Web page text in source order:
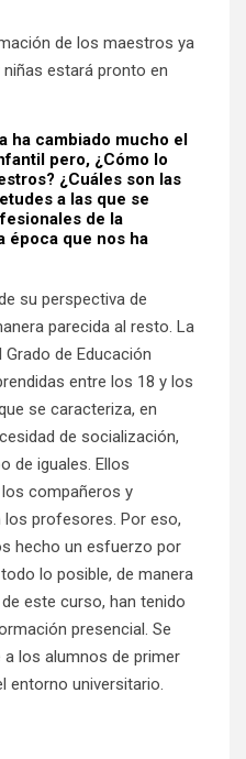
de los maestros ya
estará pronto en
ha cambiado mucho el
pero, ¿Cómo lo
¿Cuáles son las
a las que se
de la
época que nos ha
su perspectiva de
parecida al resto. La
de Educación
entre los 18 y los
se caracteriza, en
de socialización,
de iguales. Ellos
compañeros y
profesores. Por eso,
hecho un esfuerzo por
lo posible, de manera
este curso, han tenido
presencial. Se
los alumnos de primer
entorno universitario.